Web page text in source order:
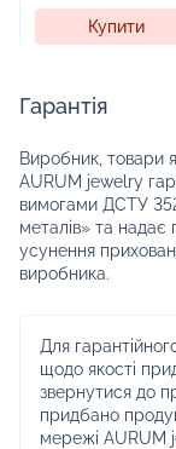
Купити
Гарантія
Виробник, товари
AURUM jewelry
вимогами ДСТУ
металів» та надає
усунення
виробника.
Для
щодо якості
звернутися до
придбано
мережі AURUM